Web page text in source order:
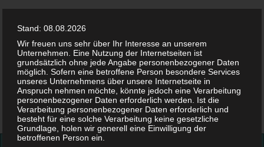
Facebook
Twitter
Suchen
nach:
Stand: 08.08.2026
Wir freuen uns sehr über Ihr Interesse an unserem
Unternehmen. Eine Nutzung der Internetseiten ist
grundsätzlich ohne jede Angabe personenbezogener Daten
möglich. Sofern eine betroffene Person besondere Services
unseres Unternehmens über unsere Internetseite in
Anspruch nehmen möchte, könnte jedoch eine Verarbeitung
personenbezogener Daten erforderlich werden. Ist die
Verarbeitung personenbezogener Daten erforderlich und
besteht für eine solche Verarbeitung keine gesetzliche
Grundlage, holen wir generell eine Einwilligung der
betroffenen Person ein.